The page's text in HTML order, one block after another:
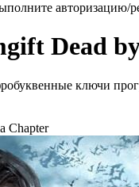
авторизацию/
Dead
ключи
Chapter